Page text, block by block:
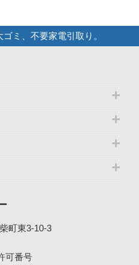
ゴミ、不要家電引取り。
町東3-10-3
可番号